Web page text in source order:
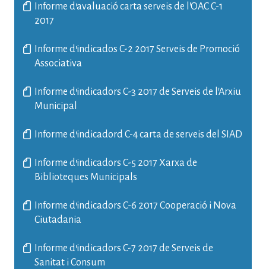
Informe d'avaluació carta serveis de l'OAC C-1
2017
Informe d'indicados C-2 2017 Serveis de Promoció
Associativa
Informe d'indicadors C-3 2017 de Serveis de l'Arxiu
Municipal
Informe d'indicadord C-4 carta de serveis del SIAD
Informe d'indicadors C-5 2017 Xarxa de
Biblioteques Municipals
Informe d'indicadors C-6 2017 Cooperació i Nova
Ciutadania
Informe d'indicadors C-7 2017 de Serveis de
Sanitat i Consum